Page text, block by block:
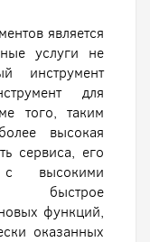
является
услуги не
инструмент
для
того, таким
высокая
сервиса, его
с высокими
быстрое
функций,
оказанных